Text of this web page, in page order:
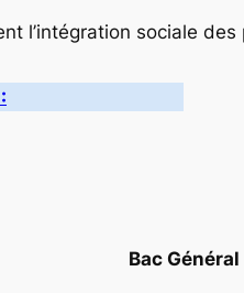
l’intégration sociale
Bac Général